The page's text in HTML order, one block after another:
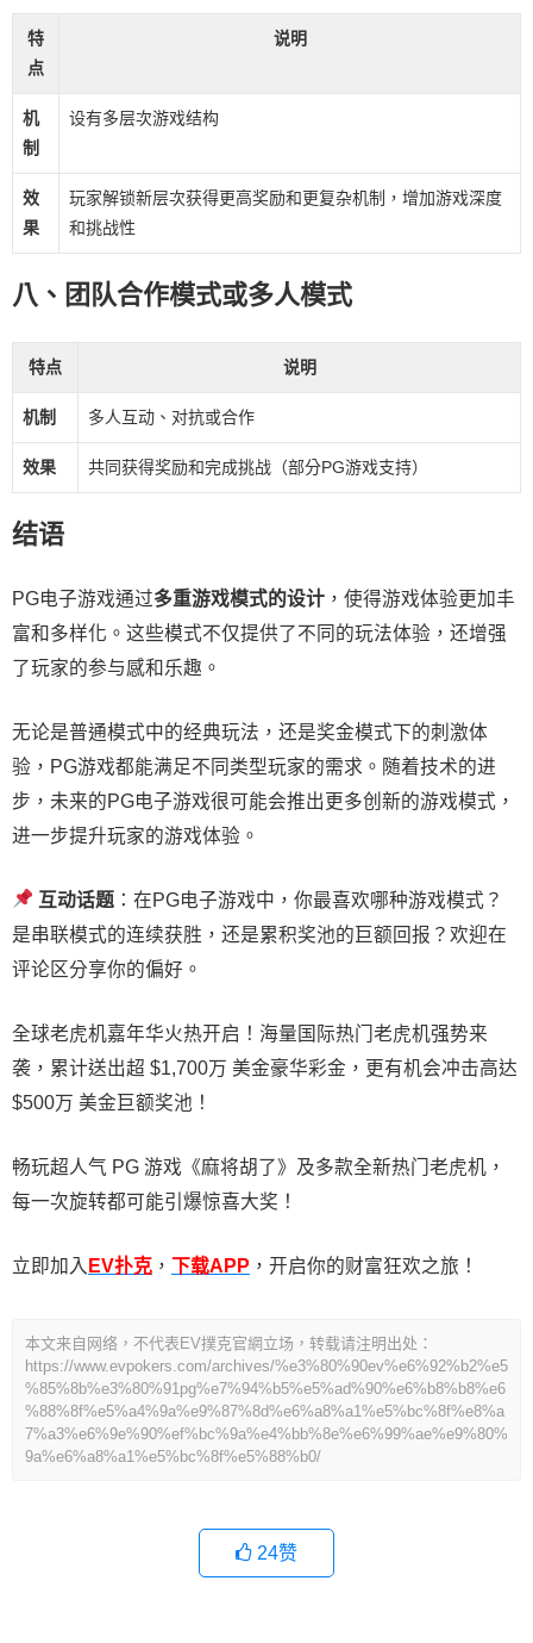
特
点
说明
机
制
设有多层次游戏结构
效
果
玩家解锁新层次获得更高奖励和更复杂机制，增加游戏深度
和挑战性
八、团队合作模式或多人模式
特点 说明
机制 多人互动、对抗或合作
效果 共同获得奖励和完成挑战（部分PG游戏支持）
结语
PG电子游戏通过多重游戏模式的设计 ，使得游戏体验更加丰
富和多样化。这些模式不仅提供了不同的玩法体验，还增强
了玩家的参与感和乐趣。
无论是普通模式中的经典玩法，还是奖金模式下的刺激体
验，PG游戏都能满足不同类型玩家的需求。随着技术的进
步，未来的PG电子游戏很可能会推出更多创新的游戏模式，
进一步提升玩家的游戏体验。
互动话题：在PG电子游戏中，你最喜欢哪种游戏模式？
是串联模式的连续获胜，还是累积奖池的巨额回报？欢迎在
评论区分享你的偏好。
全球老虎机嘉年华火热开启！海量国际热门老虎机强势来
袭，累计送出超 $1,700万 美金豪华彩金，更有机会冲击高达
$500万 美金巨额奖池！
畅玩超人气 PG 游戏《麻将胡了》及多款全新热门老虎机，
每一次旋转都可能引爆惊喜大奖！
立即加入 EV扑克 ， 下载APP ，开启你的财富狂欢之旅！
本文来自网络，不代表EV撲克官網立场，转载请注明出处：
https://www.evpokers.com/archives/%e3%80%90ev%e6%92%b2%e5
%85%8b%e3%80%91pg%e7%94%b5%e5%ad%90%e6%b8%b8%e6
%88%8f%e5%a4%9a%e9%87%8d%e6%a8%a1%e5%bc%8f%e8%a
7%a3%e6%9e%90%ef%bc%9a%e4%bb%8e%e6%99%ae%e9%80%
9a%e6%a8%a1%e5%bc%8f%e5%88%b0/
24赞